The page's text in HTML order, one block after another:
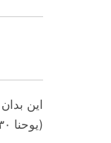
این
(یوحنا ۱۹:۳۰)